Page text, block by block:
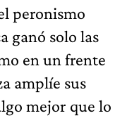
peronismo
ganó solo las
en un frente
amplíe sus
mejor que lo